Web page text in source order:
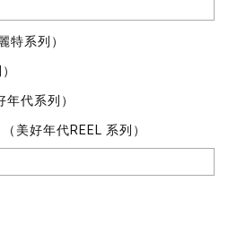
特系列）
年代系列）
美好年代REEL 系列）